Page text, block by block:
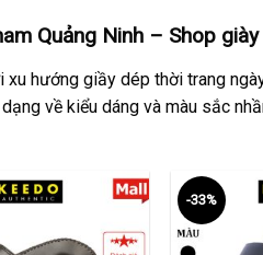
Quảng Ninh – Shop
xu hướng giầy dép thời trang
về kiểu dáng và màu sắc
-33%